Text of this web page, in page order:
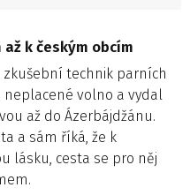
k českým obcím
zkušební technik parních
volno a vydal
až do Ázerbájdžánu.
a sám říká, že k
lásku, cesta se pro něj